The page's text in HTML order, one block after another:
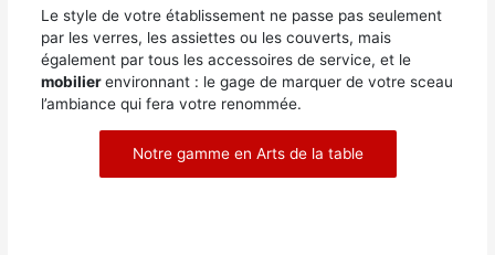
Le style de votre établissement ne passe pas seulement
par les verres, les assiettes ou les couverts, mais
également par tous les accessoires de service, et le
mobilierenvironnant : le gage de marquer de votre sceau
l’ambiance qui fera votre renommée.
Notre gamme en Arts de la table